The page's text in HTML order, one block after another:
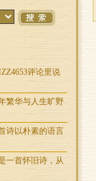
评论里说
繁华与人生旷野
诗以朴素的语言
一首怀旧诗，从